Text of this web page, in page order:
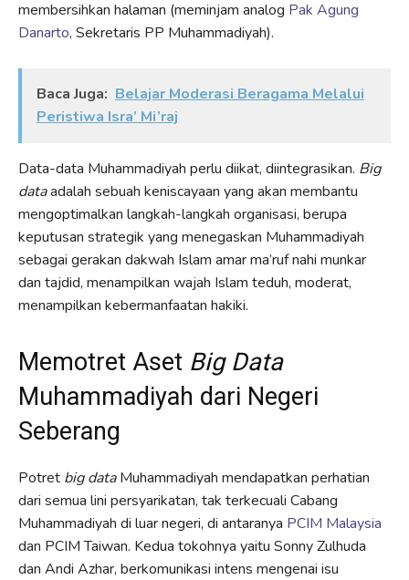
membersihkan halaman (meminjam analog Pak Agung
Danarto, Sekretaris PP Muhammadiyah).
Baca Juga: Belajar Moderasi Beragama Melalui
Peristiwa Isra’ Mi’raj
Data-data Muhammadiyah perlu diikat, diintegrasikan. Big
dataadalah sebuah keniscayaan yang akan membantu
mengoptimalkan langkah-langkah organisasi, berupa
keputusan strategik yang menegaskan Muhammadiyah
sebagai gerakan dakwah Islam amar ma’ruf nahi munkar
dan tajdid, menampilkan wajah Islam teduh, moderat,
menampilkan kebermanfaatan hakiki.
Memotret Aset Big Data
Muhammadiyah dari Negeri
Seberang
Potret big dataMuhammadiyah mendapatkan perhatian
dari semua lini persyarikatan, tak terkecuali Cabang
Muhammadiyah di luar negeri, di antaranya PCIM Malaysia
dan PCIM Taiwan. Kedua tokohnya yaitu Sonny Zulhuda
dan Andi Azhar, berkomunikasi intens mengenai isu